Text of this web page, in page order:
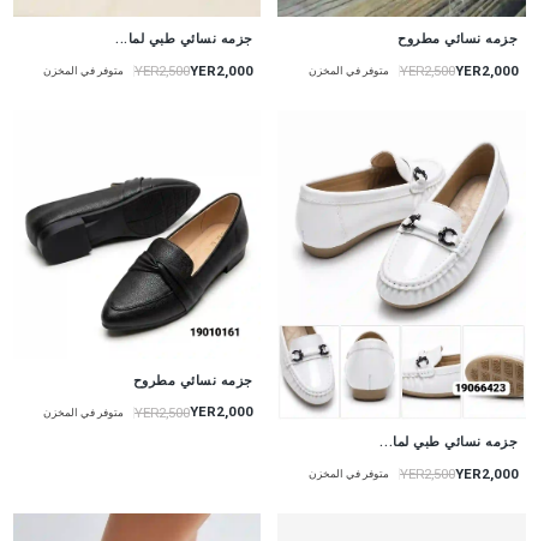
جزمه نسائي مطروح
YER2,000
YER2,500 متوفر في المخزن
جزمه نسائي طبي لما...
YER2,000
YER2,500 متوفر في المخزن
جزمه نسائي طبي لما...
YER2,000
YER2,500 متوفر في المخزن
جزمه نسائي مطروح
YER2,000
YER2,500 متوفر في المخزن